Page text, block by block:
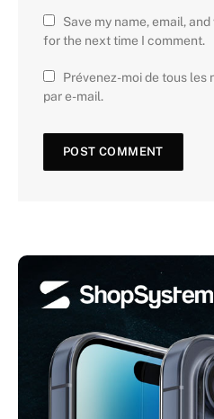
Save my name, email,
for the next time I comment.
Prévenez-moi de tous les
par e-mail.